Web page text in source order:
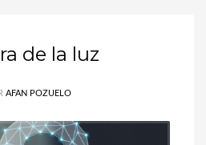
de la luz
AFAN POZUELO